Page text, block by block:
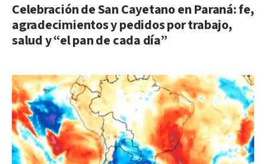
Celebración de San Cayetano en Paraná: fe,
agradecimientos y pedidos por trabajo,
salud y “el pan de cada día”